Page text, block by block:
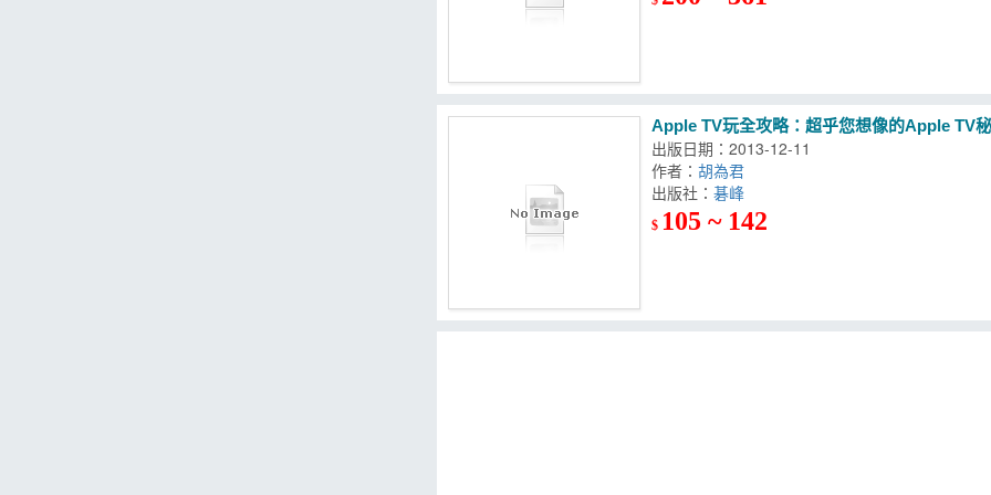
Apple TV玩全攻略：超乎您想像的Apple TV
出版日期：2013-12-11
作者：胡為君
出版社：
$ 105 ~ 142